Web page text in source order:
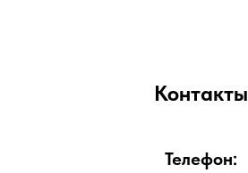
Контакты
Телефон: